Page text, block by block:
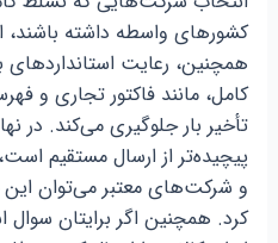
کشورهای واسطه داشته باشند،
همچنین، رعایت استانداردهای
کامل، مانند فاکتور تجاری و
تأخیر بار جلوگیری می‌کند. در
پیچیده‌تر از ارسال مستقیم
و شرکت‌های معتبر می‌توان
کرد. همچنین اگر برایتان سوال